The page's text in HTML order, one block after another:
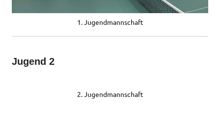
1. Jugendmannschaft
Jugend 2
2. Jugendmannschaft